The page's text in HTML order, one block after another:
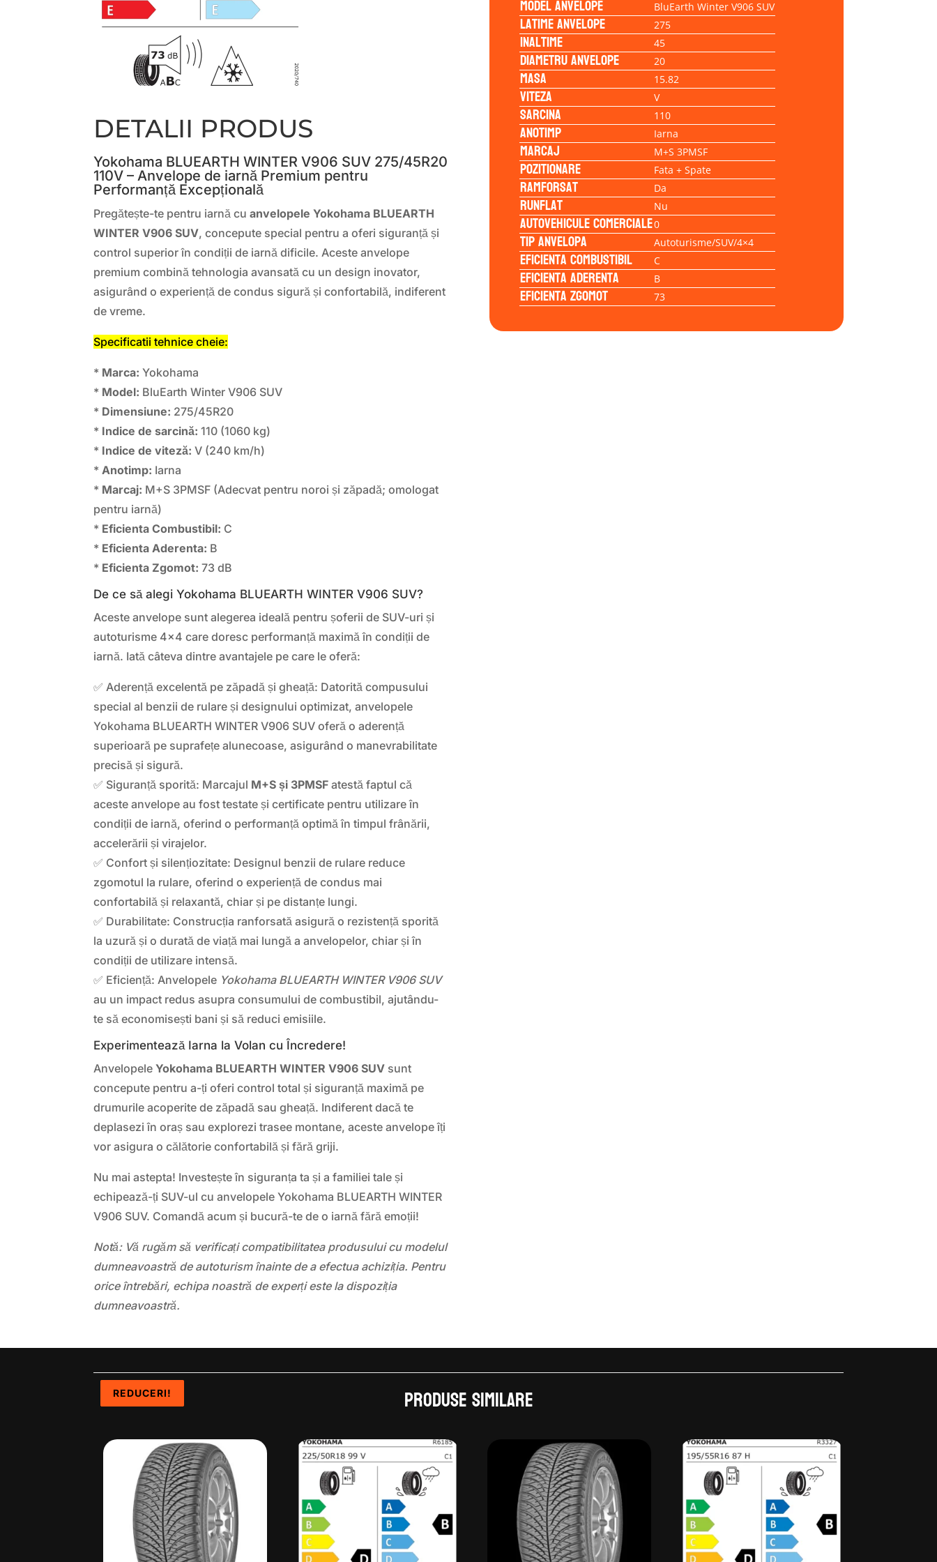
DETALII PRODUS
Yokohama BLUEARTH WINTER V906 SUV 275/45R20
110V – Anvelope de iarnă Premium pentru
Performanță Excepțională
Pregătește-te pentru iarnă cuanvelopele Yokohama BLUEARTH
WINTER V906 SUV, concepute special pentru a oferi siguranță și
control superior în condiții de iarnă dificile. Aceste anvelope
premium combină tehnologia avansată cu un design inovator,
asigurând o experiență de condus sigură și confortabilă, indiferent
de vreme.
Specificatii tehnice cheie:
* Marca: Yokohama
* Model: BluEarth Winter V906 SUV
* Dimensiune: 275/45R20
* Indice de sarcină: 110 (1060 kg)
* Indice de viteză: V (240 km/h)
* Anotimp: Iarna
* Marcaj: M+S 3PMSF (Adecvat pentru noroi și zăpadă; omologat
pentru iarnă)
* Eficienta Combustibil: C
* Eficienta Aderenta: B
* Eficienta Zgomot: 73 dB
De ce să alegi Yokohama BLUEARTH WINTER V906 SUV?
Aceste anvelope sunt alegerea ideală pentru șoferii de SUV-uri și
autoturisme 4×4 care doresc performanță maximă în condiții de
iarnă. Iată câteva dintre avantajele pe care le oferă:
✅ Aderență excelentă pe zăpadă și gheață: Datorită compusului
special al benzii de rulare și designului optimizat, anvelopele
Yokohama BLUEARTH WINTER V906 SUV oferă o aderență
superioară pe suprafețe alunecoase, asigurând o manevrabilitate
precisă și sigură.
✅ Siguranță sporită: Marcajul M+S și 3PMSF atestă faptul că
aceste anvelope au fost testate și certificate pentru utilizare în
condiții de iarnă, oferind o performanță optimă în timpul frânării,
accelerării și virajelor.
✅ Confort și silențiozitate: Designul benzii de rulare reduce
zgomotul la rulare, oferind o experiență de condus mai
confortabilă și relaxantă, chiar și pe distanțe lungi.
✅ Durabilitate: Construcția ranforsată asigură o rezistență sporită
la uzură și o durată de viață mai lungă a anvelopelor, chiar și în
condiții de utilizare intensă.
✅ Eficiență: Anvelopele Yokohama BLUEARTH WINTER V906 SUV
au un impact redus asupra consumului de combustibil, ajutându-
te să economisești bani și să reduci emisiile.
Experimentează Iarna la Volan cu Încredere!
AnvelopeleYokohama BLUEARTH WINTER V906 SUV sunt
concepute pentru a-ți oferi control total și siguranță maximă pe
drumurile acoperite de zăpadă sau gheață. Indiferent dacă te
deplasezi în oraș sau explorezi trasee montane, aceste anvelope îți
vor asigura o călătorie confortabilă și fără griji.
Nu mai astepta! Investește în siguranța ta și a familiei tale și
echipează-ți SUV-ul cu anvelopele Yokohama BLUEARTH WINTER
V906 SUV. Comandă acum și bucură-te de o iarnă fără emoții!
Notă: Vă rugăm să verificați compatibilitatea produsului cu modelul
dumneavoastră de autoturism înainte de a efectua achiziția. Pentru
orice întrebări, echipa noastră de experți este la dispoziția
dumneavoastră.
Model anvelope BluEarth Winter V906 SUV
Latime anvelope 275
Inaltime 45
Diametru anvelope 20
Masa 15.82
Viteza V
Sarcina 110
Anotimp Iarna
Marcaj M+S 3PMSF
Pozitionare Fata + Spate
Ramforsat Da
Runflat Nu
Autovehicule comerciale0
Tip anvelopa Autoturisme/SUV/4×4
Eficienta Combustibil C
Eficienta Aderenta B
Eficienta Zgomot 73
Produse similare
REDUCERI!
REDUCERI!
REDUCERI!
REDUCERI!